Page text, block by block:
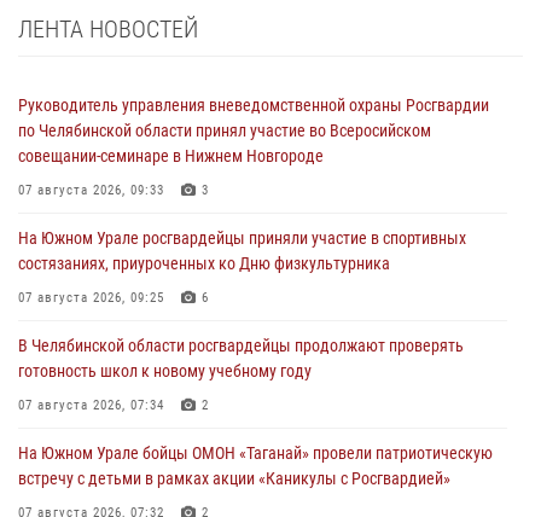
ЛЕНТА НОВОСТЕЙ
Руководитель управления вневедомственной охраны Росгвардии
по Челябинской области принял участие во Всеросийском
совещании-семинаре в Нижнем Новгороде
07 августа 2026, 09:33 3
На Южном Урале росгвардейцы приняли участие в спортивных
состязаниях, приуроченных ко Дню физкультурника
07 августа 2026, 09:25 6
В Челябинской области росгвардейцы продолжают проверять
готовность школ к новому учебному году
07 августа 2026, 07:34 2
На Южном Урале бойцы ОМОН «Таганай» провели патриотическую
встречу с детьми в рамках акции «Каникулы с Росгвардией»
07 августа 2026, 07:32 2